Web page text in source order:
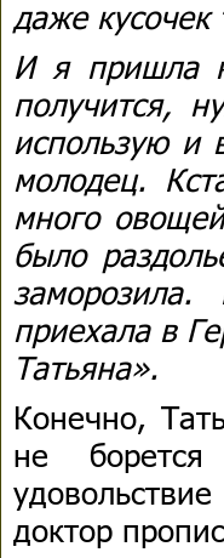
даже
И я пришла
получится,
использую и
молодец.
много
было
приехала в
Татьяна».
Конечно,
не
доктор